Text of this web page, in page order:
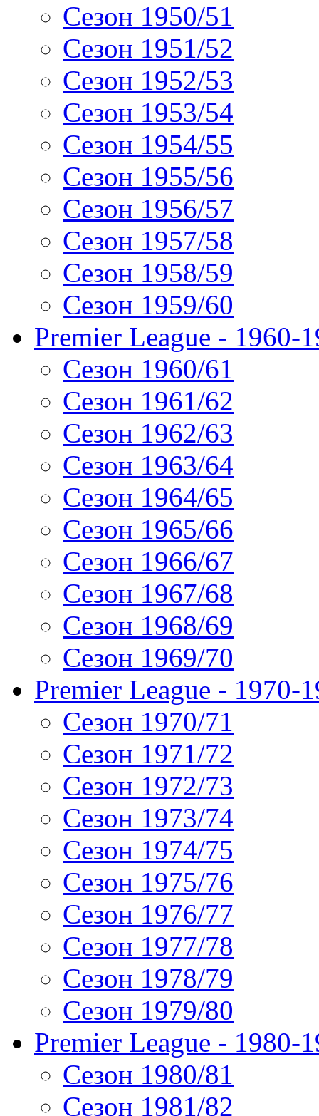
Сезон 1950/51
Сезон 1951/52
Сезон 1952/53
Сезон 1953/54
Сезон 1954/55
Сезон 1955/56
Сезон 1956/57
Сезон 1957/58
Сезон 1958/59
Сезон 1959/60
Premier League - 1960-
Сезон 1960/61
Сезон 1961/62
Сезон 1962/63
Сезон 1963/64
Сезон 1964/65
Сезон 1965/66
Сезон 1966/67
Сезон 1967/68
Сезон 1968/69
Сезон 1969/70
Premier League - 1970-
Сезон 1970/71
Сезон 1971/72
Сезон 1972/73
Сезон 1973/74
Сезон 1974/75
Сезон 1975/76
Сезон 1976/77
Сезон 1977/78
Сезон 1978/79
Сезон 1979/80
Premier League - 1980-
Сезон 1980/81
Сезон 1981/82